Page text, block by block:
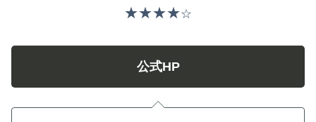
★★★★☆
公式HP